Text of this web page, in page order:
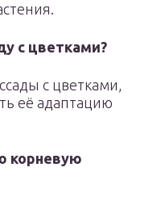
с цветками?
с цветками,
её адаптацию
корневую